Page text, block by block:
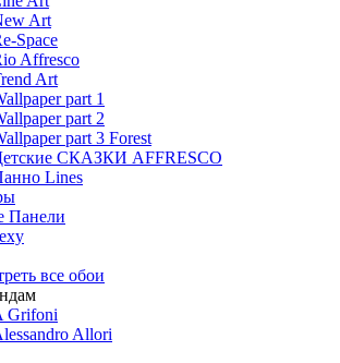
Art
Space
Affresco
Art
part 1
part 2
part 3 Forest
СКАЗКИ AFFRESCO
Lines
Панели
все обои
Grifoni
Allori